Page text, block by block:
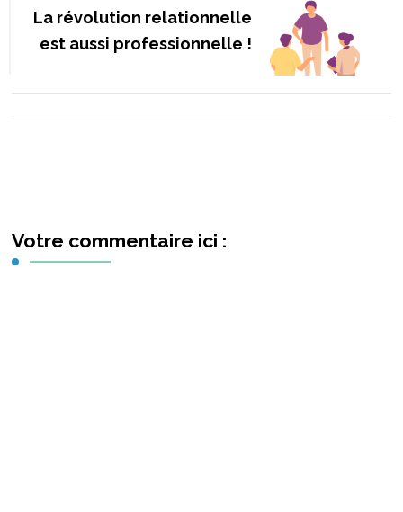
La révolution relationnelle
est aussi professionnelle !
Votre commentaire ici :